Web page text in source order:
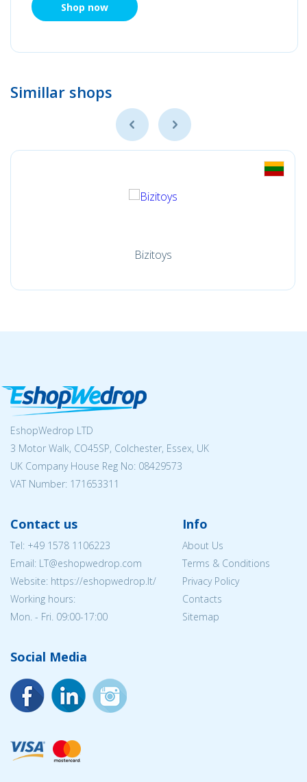
Shop now
Simillar shops
Bizitoys
EshopWedrop LTD
3 Motor Walk, CO45SP, Colchester, Essex, UK
UK Company House Reg No: 08429573
VAT Number: 171653311
Contact us
Tel: +49 1578 1106223
Email: LT@eshopwedrop.com
Website: https://eshopwedrop.lt/
Working hours:
Mon. - Fri. 09:00-17:00
Info
About Us
Terms & Conditions
Privacy Policy
Contacts
Sitemap
Social Media